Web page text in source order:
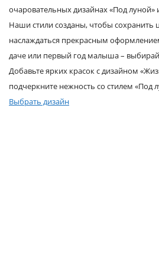
Полиграфия
очаровательных дизайнах «Под луной»
Наши стили созданы, чтобы
наслаждаться прекрасным
даче или первый год малыша –
Добавьте ярких красок с дизайном
подчеркните нежность со стилем «Под
Выбрать дизайн